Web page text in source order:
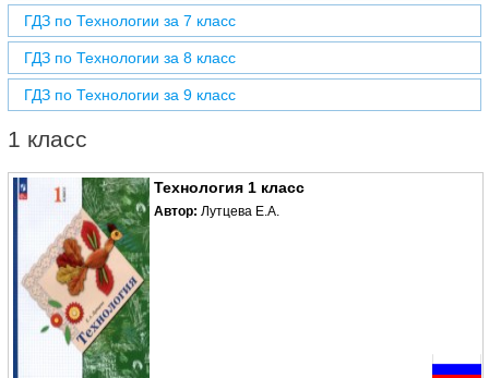
ГДЗ по Технологии за 7 класс
ГДЗ по Технологии за 8 класс
ГДЗ по Технологии за 9 класс
1 класс
Технология 1 класс
Автор: Лутцева Е.А.